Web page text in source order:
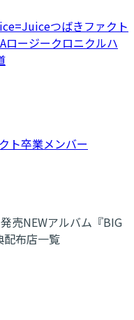
つばきファクト
ロージークロニクルハ
ト卒業メンバー
売NEWアルバム『BIG
配布店一覧